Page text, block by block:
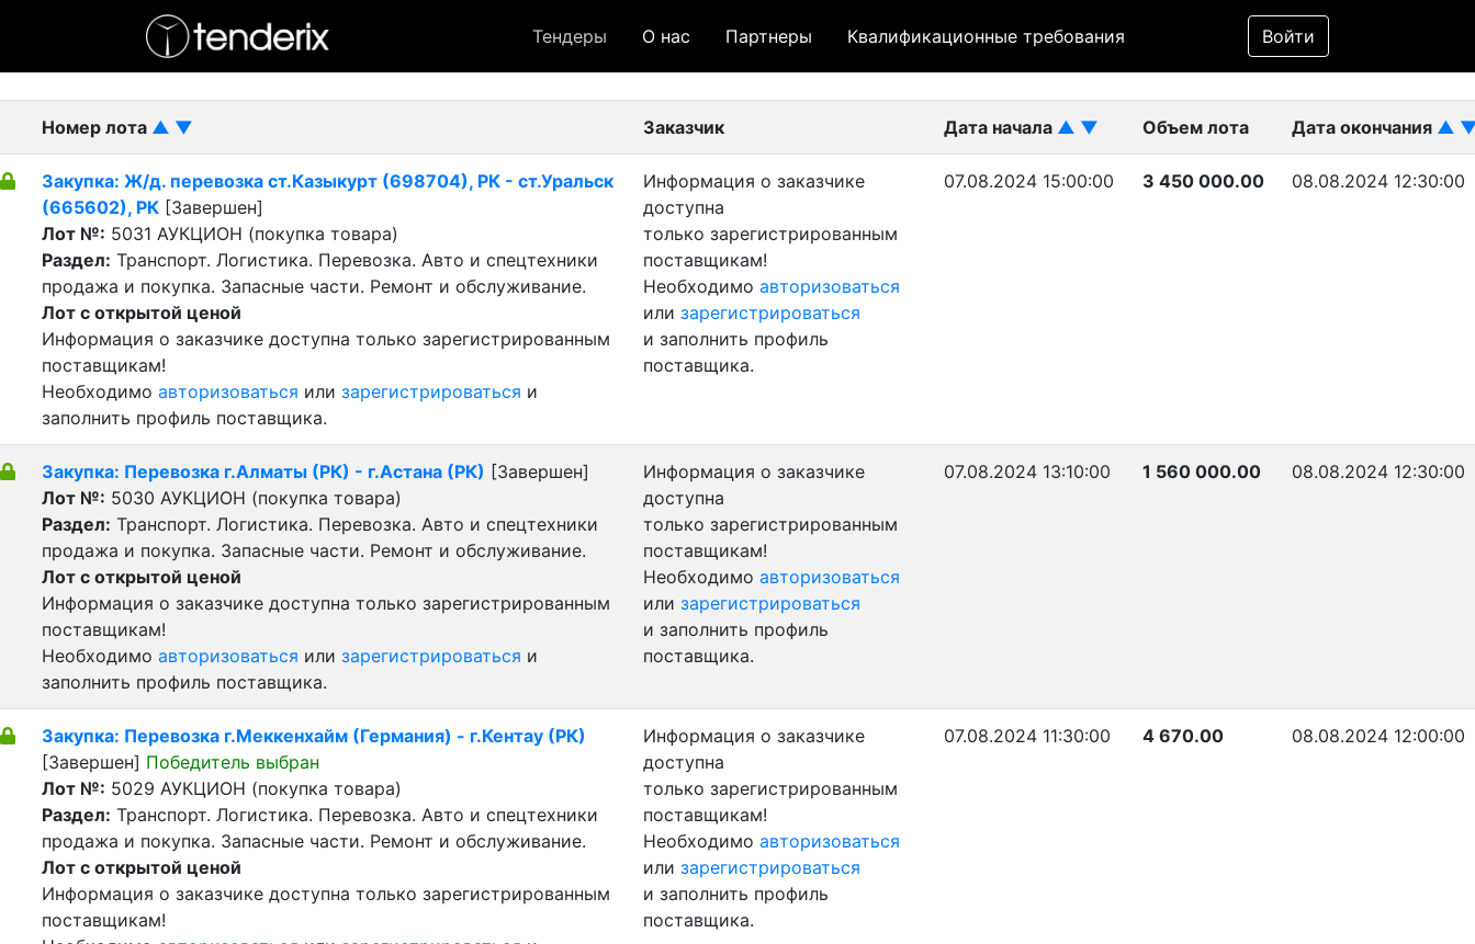
Тендеры О нас Партнеры Квалификационные требования Войти
Фильтр
- Завершенный лот
Номер лота ▲ ▼ Заказчик Дата начала ▲ ▼ Объем лота Дата окончания ▲
Закупка: Ж/д. перевозка ст.Казыкурт (698704), РК - ст.Уральск
(665602), РК [Завершен]
Лот №: 5031 АУКЦИОН (покупка товара)
Раздел: Транспорт. Логистика. Перевозка. Авто и спецтехники
продажа и покупка. Запасные части. Ремонт и обслуживание.
Лот с открытой ценой
Информация о заказчике доступна только зарегистрированным
поставщикам!
Необходимо авторизоваться или зарегистрироваться и
заполнить профиль поставщика.
Информация о заказчике
доступна
только зарегистрированным
поставщикам!
Необходимо авторизоваться
или зарегистрироваться
и заполнить профиль
поставщика.
07.08.2024 15:00:00 3 450 000.00 08.08.2024 12:30:00
Закупка: Перевозка г.Алматы (РК) - г.Астана (РК) [Завершен]
Лот №: 5030 АУКЦИОН (покупка товара)
Раздел: Транспорт. Логистика. Перевозка. Авто и спецтехники
продажа и покупка. Запасные части. Ремонт и обслуживание.
Лот с открытой ценой
Информация о заказчике доступна только зарегистрированным
поставщикам!
Необходимо авторизоваться или зарегистрироваться и
заполнить профиль поставщика.
Информация о заказчике
доступна
только зарегистрированным
поставщикам!
Необходимо авторизоваться
или зарегистрироваться
и заполнить профиль
поставщика.
07.08.2024 13:10:00 1 560 000.00 08.08.2024 12:30:00
Закупка: Перевозка г.Меккенхайм (Германия) - г.Кентау (РК)
[Завершен] Победитель выбран
Лот №: 5029 АУКЦИОН (покупка товара)
Раздел: Транспорт. Логистика. Перевозка. Авто и спецтехники
продажа и покупка. Запасные части. Ремонт и обслуживание.
Лот с открытой ценой
Информация о заказчике доступна только зарегистрированным
поставщикам!
Информация о заказчике
доступна
только зарегистрированным
поставщикам!
Необходимо авторизоваться
или зарегистрироваться
и заполнить профиль
поставщика.
07.08.2024 11:30:00 4 670.00 08.08.2024 12:00:00